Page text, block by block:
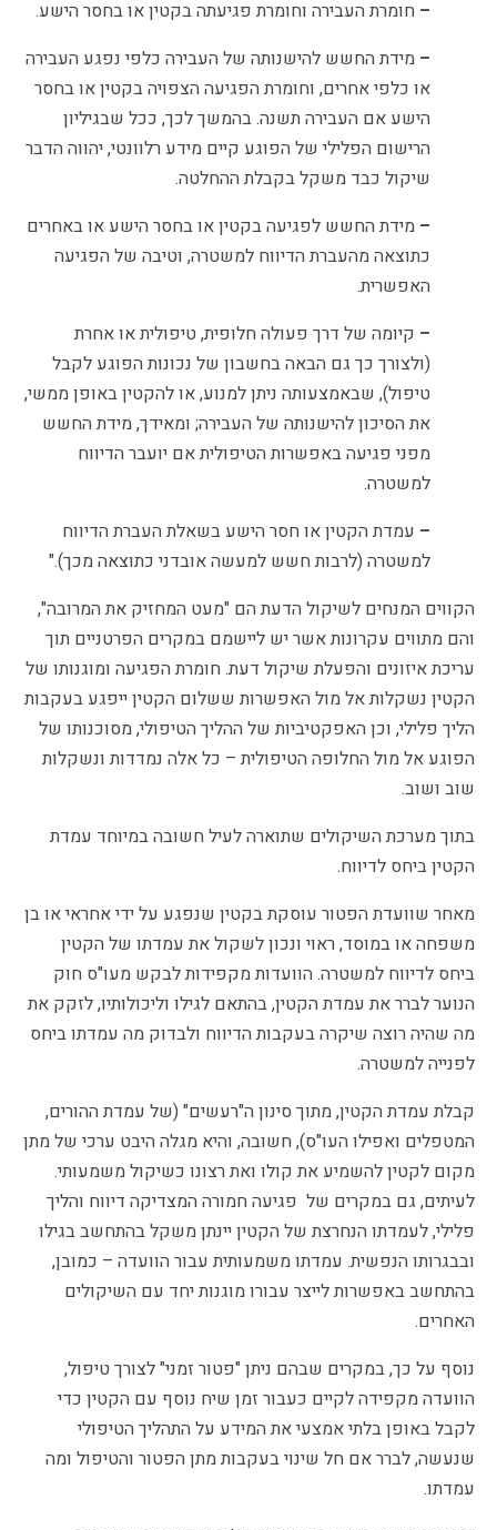
– חומרת העבירה וחומרת פגיעתה בקטין או בחסר הישע.
– מידת החשש להישנותה של העבירה כלפי נפגע העבירה
או כלפי אחרים, וחומרת הפגיעה הצפויה בקטין או בחסר
הישע אם העבירה תשנה. בהמשך לכך, ככל שבגיליון
הרישום הפלילי של הפוגע קיים מידע רלוונטי, יהווה הדבר
שיקול כבד משקל בקבלת ההחלטה.
– מידת החשש לפגיעה בקטין או בחסר הישע או באחרים
כתוצאה מהעברת הדיווח למשטרה, וטיבה של הפגיעה
האפשרית.
– קיומה של דרך פעולה חלופית, טיפולית או אחרת
(ולצורך כך גם הבאה בחשבון של נכונות הפוגע לקבל
טיפול), שבאמצעותה ניתן למנוע, או להקטין באופן ממשי,
את הסיכון להישנותה של העבירה; ומאידך, מידת החשש
מפני פגיעה באפשרות הטיפולית אם יועבר הדיווח
למשטרה.
– עמדת הקטין או חסר הישע בשאלת העברת הדיווח
למשטרה (לרבות חשש למעשה אובדני כתוצאה מכך)."
הקווים המנחים לשיקול הדעת הם "מעט המחזיק את המרובה",
והם מתווים עקרונות אשר יש ליישמם במקרים הפרטניים תוך
עריכת איזונים והפעלת שיקול דעת. חומרת הפגיעה ומוגנותו של
הקטין נשקלות אל מול האפשרות ששלום הקטין ייפגע בעקבות
הליך פלילי, וכן האפקטיביות של ההליך הטיפולי, מסוכנותו של
הפוגע אל מול החלופה הטיפולית – כל אלה נמדדות ונשקלות
שוב ושוב.
בתוך מערכת השיקולים שתוארה לעיל חשובה במיוחד עמדת
הקטין ביחס לדיווח.
מאחר שוועדת הפטור עוסקת בקטין שנפגע על ידי אחראי או בן
משפחה או במוסד, ראוי ונכון לשקול את עמדתו של הקטין
ביחס לדיווח למשטרה. הוועדות מקפידות לבקש מעו"ס חוק
הנוער לברר את עמדת הקטין, בהתאם לגילו וליכולותיו, לזקק את
מה שהיה רוצה שיקרה בעקבות הדיווח ולבדוק מה עמדתו ביחס
לפנייה למשטרה.
קבלת עמדת הקטין, מתוך סינון ה"רעשים" (של עמדת ההורים,
המטפלים ואפילו העו"ס), חשובה, והיא מגלה היבט ערכי של מתן
מקום לקטין להשמיע את קולו ואת רצונו כשיקול משמעותי.
לעיתים, גם במקרים של פגיעה חמורה המצדיקה דיווח והליך
פלילי, לעמדתו הנחרצת של הקטין יינתן משקל בהתחשב בגילו
ובבגרותו הנפשית. עמדתו משמעותית עבור הוועדה – כמובן,
בהתחשב באפשרות לייצר עבורו מוגנות יחד עם השיקולים
האחרים.
נוסף על כך, במקרים שבהם ניתן "פטור זמני" לצורך טיפול,
הוועדה מקפידה לקיים כעבור זמן שיח נוסף עם הקטין כדי
לקבל באופן בלתי אמצעי את המידע על התהליך הטיפולי
שנעשה, לברר אם חל שינוי בעקבות מתן הפטור והטיפול ומה
עמדתו.